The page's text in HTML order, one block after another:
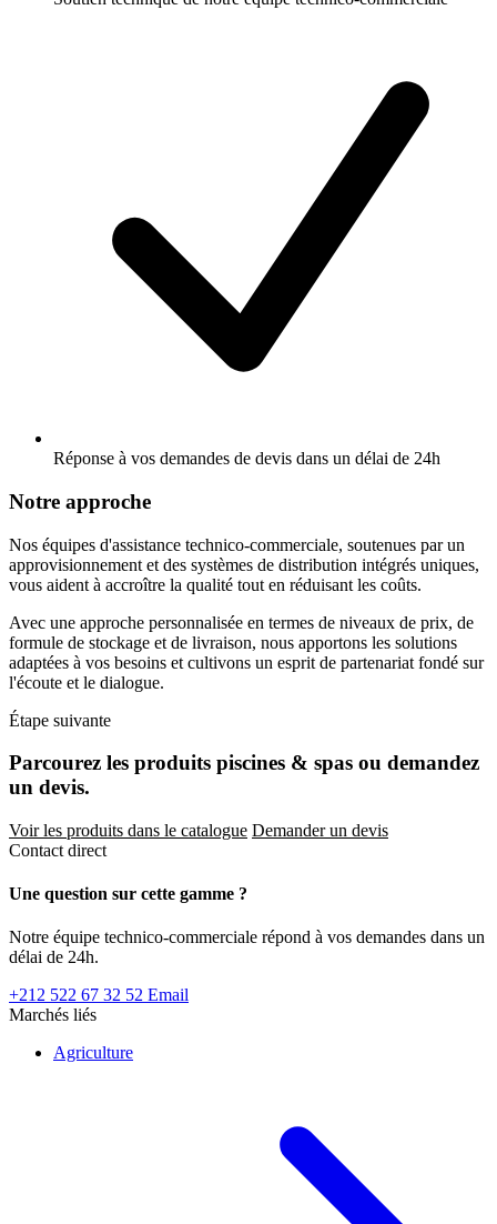
Réponse à vos demandes de devis dans un délai de 24h
Notre approche
Nos équipes d'assistance technico-commerciale, soutenues par un
approvisionnement et des systèmes de distribution intégrés uniques,
vous aident à accroître la qualité tout en réduisant les coûts.
Avec une approche personnalisée en termes de niveaux de prix, de
formule de stockage et de livraison, nous apportons les solutions
adaptées à vos besoins et cultivons un esprit de partenariat fondé sur
l'écoute et le dialogue.
Étape suivante
Parcourez les produits piscines & spas ou demandez
un devis.
Voir les produits dans le catalogue Demander un devis
Contact direct
Une question sur cette gamme ?
Notre équipe technico-commerciale répond à vos demandes dans un
délai de 24h.
+212 522 67 32 52 Email
Marchés liés
Agriculture